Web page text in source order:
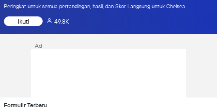
Peringkat untuk semua pertandingan, hasil, dan Skor Langsung untuk Chelsea
Ikuti 49.8K
Ad
Formulir Terbaru